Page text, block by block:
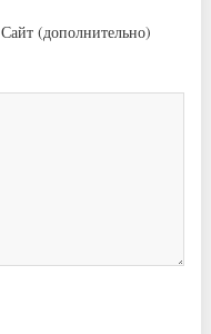
Сайт (дополнительно)